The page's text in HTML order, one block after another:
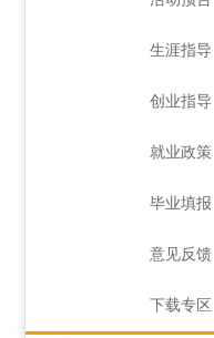
生涯指导
创业指导
就业政策
毕业填报
意见反馈
下载专区